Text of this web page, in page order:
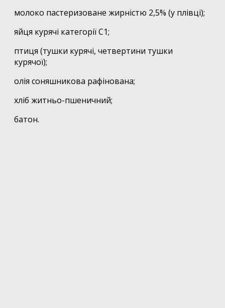
молоко пастеризоване жирністю 2,5% (у плівці);
яйця курячі категорії С1;
птиця (тушки курячі, четвертини тушки
курячої);
олія соняшникова рафінована;
хліб житньо-пшеничний;
батон.